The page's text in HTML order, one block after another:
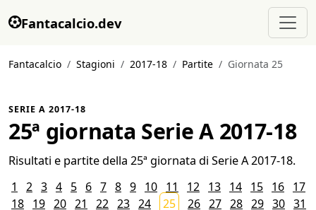
Fantacalcio.dev
Fantacalcio Stagioni 2017-18 Partite Giornata 25
SERIE A 2017-18
25ª giornata Serie A 2017-18
Risultati e partite della 25ª giornata di Serie A 2017-18.
1
2 3 4 5 6 7 8 9 10 11 12 13 14 15 16 17
18 19 20 21 22 23 24 25 26 27 28 29 30 31